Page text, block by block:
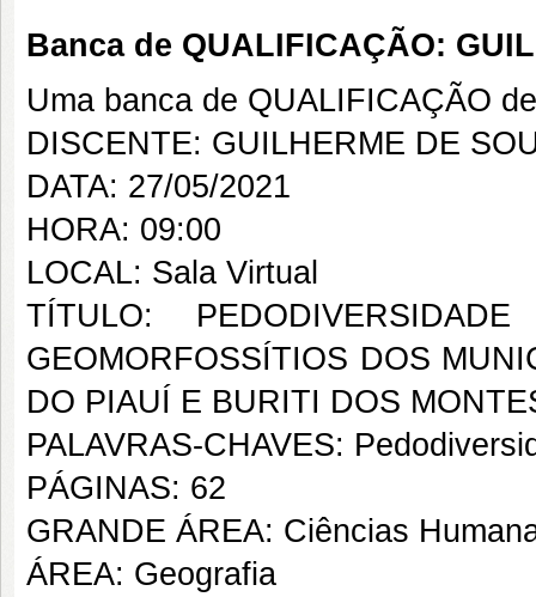
Banca de QUALIFICAÇÃO:
Uma banca de QUALIFICAÇÃO
DISCENTE: GUILHERME DE
DATA: 27/05/2021
HORA: 09:00
LOCAL: Sala Virtual
TÍTULO:
GEOMORFOSSÍTIOS DOS
DO PIAUÍ E BURITI DOS
PALAVRAS-CHAVES:
PÁGINAS: 62
GRANDE ÁREA: Ciências
ÁREA: Geografia